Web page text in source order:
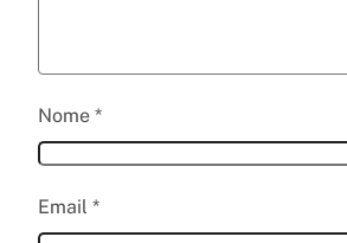
Nome *
Email *